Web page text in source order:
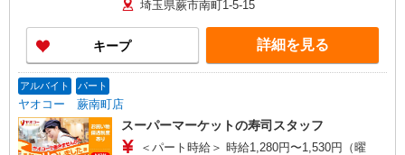
ルバイトさんの時給や募集内容はお問い合わせく
ださい
埼玉県蕨市南町1-5-15
キープ 詳細を見る
アルバイト パート
ヤオコー 蕨南町店
スーパーマーケットの寿司スタッフ
＜パート時給＞ 時給1,280円〜1,530円（曜